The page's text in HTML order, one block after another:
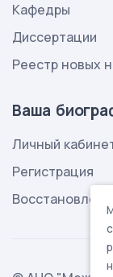
Кафедры
Диссертации
Реестр новых
Ваша
Личный
Регистрация